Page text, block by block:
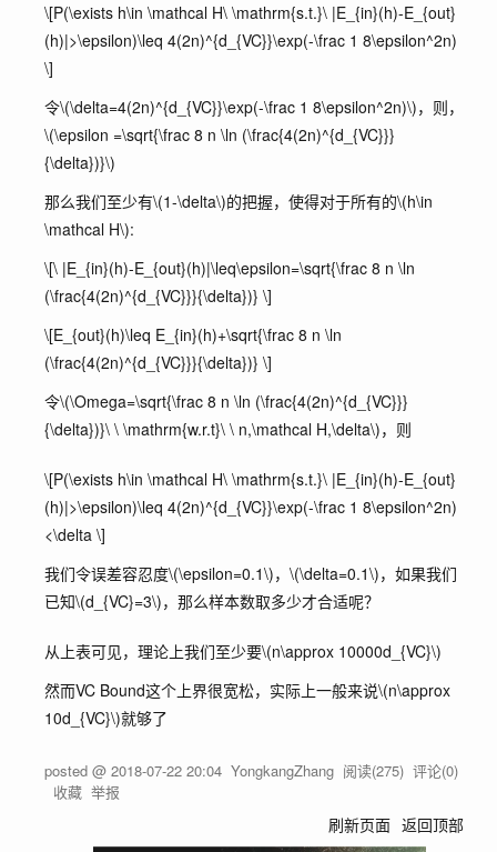
\[P(\exists h\in \mathcal H\ \mathrm{s.t.}\ |E_{in}(h)-E_{out}
(h)|>\epsilon)\leq 4(2n)^{d_{VC}}\exp(-\frac 1 8\epsilon^2n)
\]
令\(\delta=4(2n)^{d_{VC}}\exp(-\frac 1 8\epsilon^2n)\)，则，
\(\epsilon =\sqrt{\frac 8 n \ln (\frac{4(2n)^{d_{VC}}}
{\delta})}\)
那么我们至少有\(1-\delta\)的把握，使得对于所有的\(h\in
\mathcal H\):
\[\ |E_{in}(h)-E_{out}(h)|\leq\epsilon=\sqrt{\frac 8 n \ln
(\frac{4(2n)^{d_{VC}}}{\delta})} \]
\[E_{out}(h)\leq E_{in}(h)+\sqrt{\frac 8 n \ln
(\frac{4(2n)^{d_{VC}}}{\delta})} \]
令\(\Omega=\sqrt{\frac 8 n \ln (\frac{4(2n)^{d_{VC}}}
{\delta})}\ \ \mathrm{w.r.t}\ \ n,\mathcal H,\delta\)，则
\[P(\exists h\in \mathcal H\ \mathrm{s.t.}\ |E_{in}(h)-E_{out}
(h)|>\epsilon)\leq 4(2n)^{d_{VC}}\exp(-\frac 1 8\epsilon^2n)
<\delta \]
我们令误差容忍度\(\epsilon=0.1\)， \(\delta=0.1\)，如果我们
已知\(d_{VC}=3\)，那么样本数取多少才合适呢？
从上表可见，理论上我们至少要\(n\approx 10000d_{VC}\)
然而VC Bound这个上界很宽松，实际上一般来说\(n\approx
10d_{VC}\)就够了
posted @ 2018-07-22 20:04 YongkangZhang 阅读(275) 评论(0)
收藏 举报
刷新页面 返回顶部